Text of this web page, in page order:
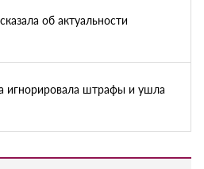
об актуальности
игнорировала штрафы и ушла